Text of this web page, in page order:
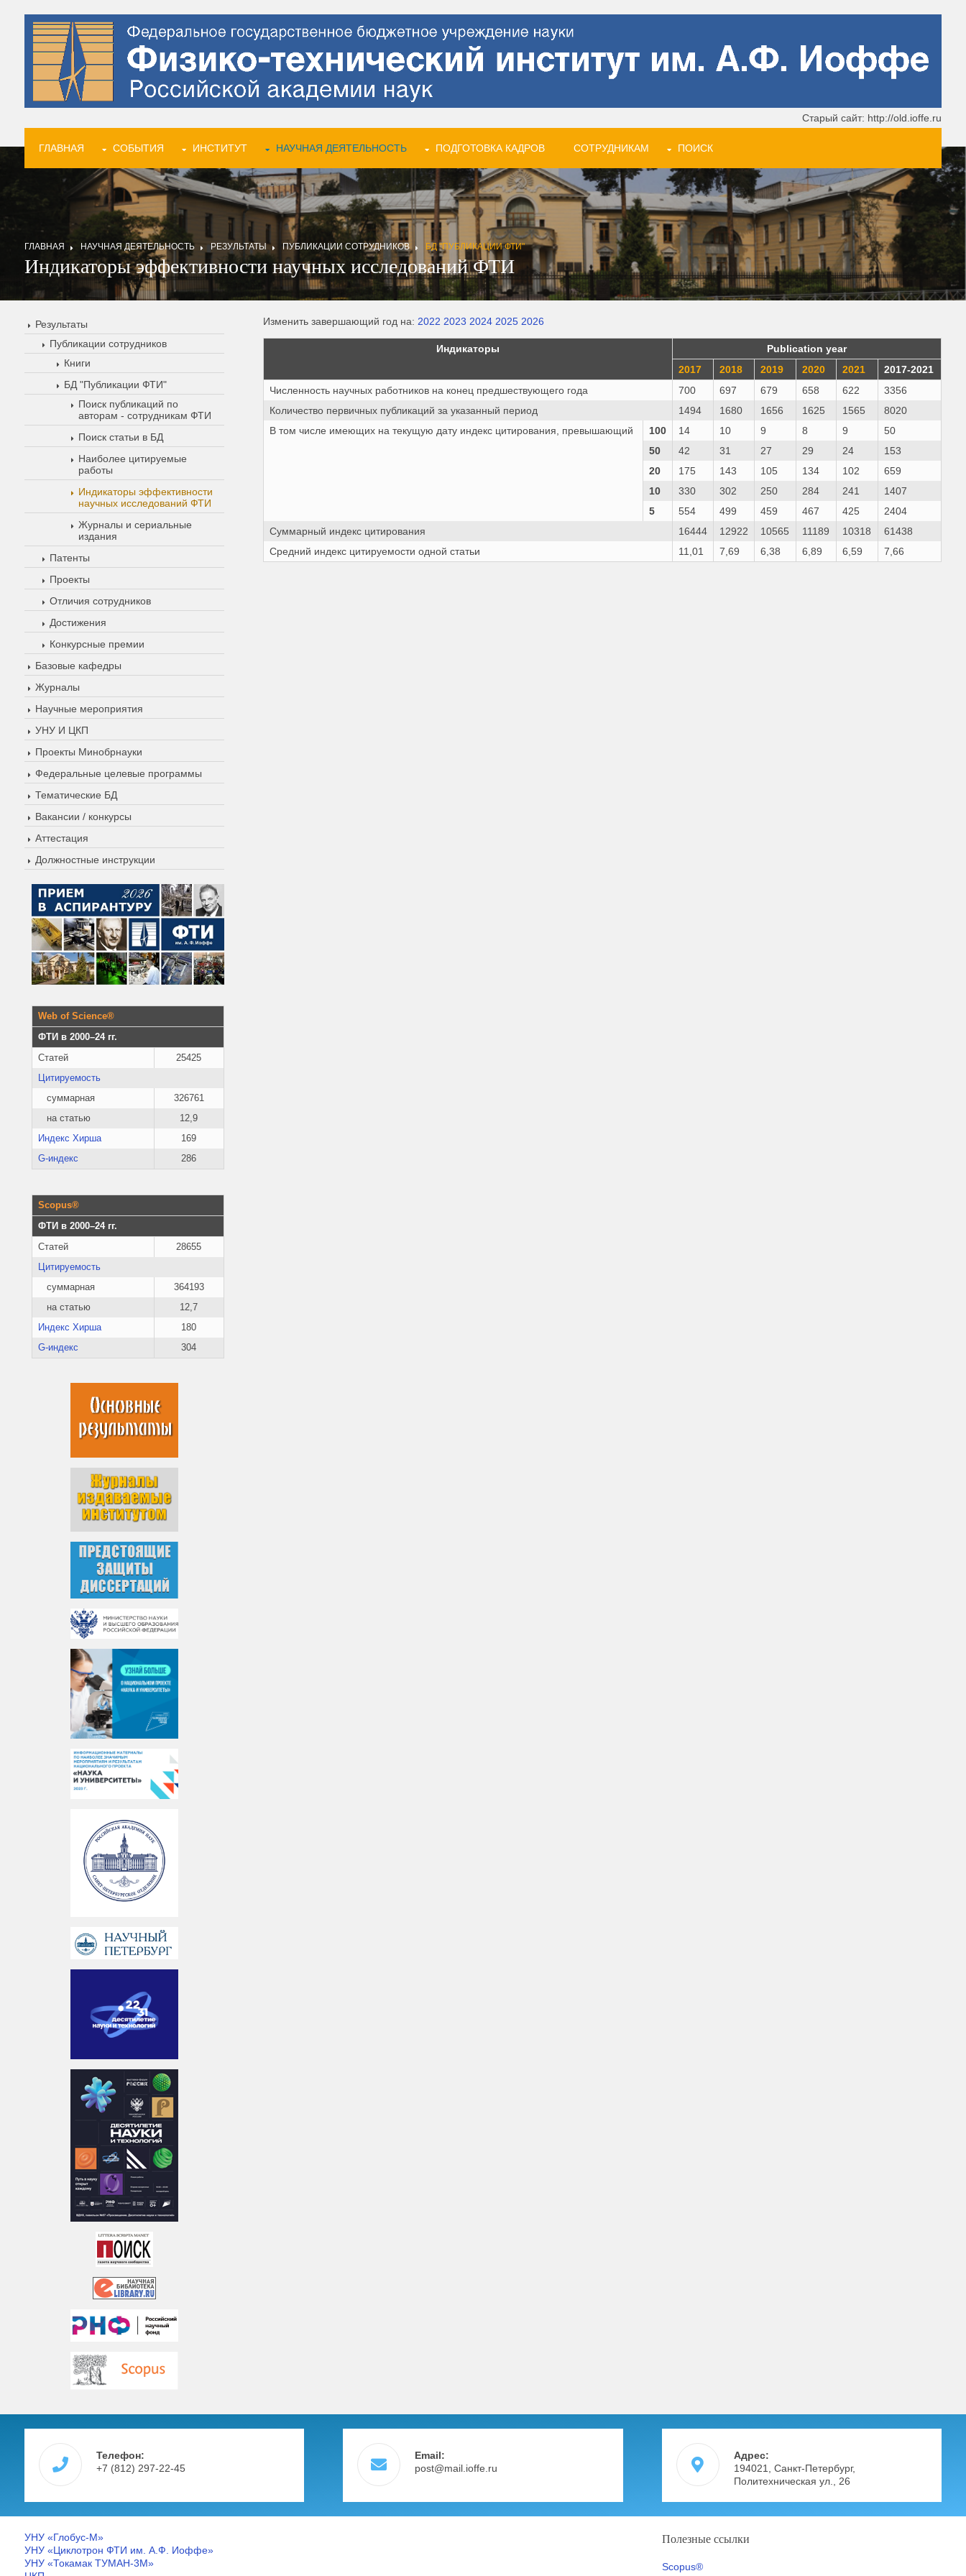
Старый сайт: http://old.ioffe.ru
ГЛАВНАЯ СОБЫТИЯ ИНСТИТУТ НАУЧНАЯ ДЕЯТЕЛЬНОСТЬ ПОДГОТОВКА КАДРОВ СОТРУДНИКАМ ПОИСК
ГЛАВНАЯ НАУЧНАЯ ДЕЯТЕЛЬНОСТЬ РЕЗУЛЬТАТЫ ПУБЛИКАЦИИ СОТРУДНИКОВ БД "ПУБЛИКАЦИИ ФТИ"
Индикаторы эффективности научных исследований ФТИ
Результаты
Публикации сотрудников
Книги
БД "Публикации ФТИ"
Поиск публикаций по
авторам - сотрудникам ФТИ
Поиск статьи в БД
Наиболее цитируемые
работы
Индикаторы эффективности
научных исследований ФТИ
Журналы и сериальные
издания
Патенты
Проекты
Отличия сотрудников
Достижения
Конкурсные премии
Базовые кафедры
Журналы
Научные мероприятия
УНУ И ЦКП
Проекты Минобрнауки
Федеральные целевые программы
Тематические БД
Вакансии / конкурсы
Аттестация
Должностные инструкции
Web of Science®
ФТИ в 2000–24 гг.
Статей
25425
Цитируемость
суммарная
326761
на статью
12,9
Индекс Хирша
169
G-индекс
286
Scopus®
ФТИ в 2000–24 гг.
Статей
28655
Цитируемость
суммарная
364193
на статью
12,7
Индекс Хирша
180
G-индекс
304
Изменить завершающий год на: 2022 2023 2024 2025 2026
Индикаторы
Publication year
2017
2018 2019 2020 2021
2017-2021
Численность научных работников на конец предшествующего года
700 697 679 658 622
3356
Количество первичных публикаций за указанный период
1494 1680 1656 1625 1565
8020
В том числе имеющих на текущую дату индекс цитирования, превышающий
100 14 10 9 8 9
50
50
42 31 27 29 24
153
20
175 143 105 134 102
659
10
330 302 250 284 241
1407
5
554 499 459 467 425
2404
Суммарный индекс цитирования
16444 12922 10565 11189 10318
61438
Средний индекс цитируемости одной статьи
11,01 7,69 6,38 6,89 6,59 7,66
Телефон:
+7 (812) 297-22-45
Email:
post@mail.ioffe.ru
Адрес:
194021, Санкт-Петербург,
Политехническая ул., 26
УНУ «Глобус-М»
УНУ «Циклотрон ФТИ им. А.Ф. Иоффе»
УНУ «Токамак ТУМАН-3М»
Полезные ссылки
Scopus®